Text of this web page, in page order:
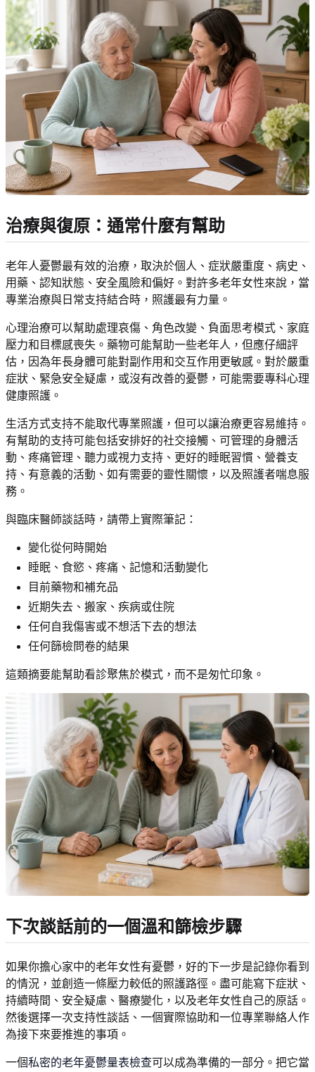
治療與復原：通常什麼有幫助
老年人憂鬱最有效的治療，取決於個人、症狀嚴重度、病史、
用藥、認知狀態、安全風險和偏好。對許多老年女性來說，當
專業治療與日常支持結合時，照護最有力量。
心理治療可以幫助處理哀傷、角色改變、負面思考模式、家庭
壓力和目標感喪失。藥物可能幫助一些老年人，但應仔細評
估，因為年長身體可能對副作用和交互作用更敏感。對於嚴重
症狀、緊急安全疑慮，或沒有改善的憂鬱，可能需要專科心理
健康照護。
生活方式支持不能取代專業照護，但可以讓治療更容易維持。
有幫助的支持可能包括安排好的社交接觸、可管理的身體活
動、疼痛管理、聽力或視力支持、更好的睡眠習慣、營養支
持、有意義的活動、如有需要的靈性關懷，以及照護者喘息服
務。
與臨床醫師談話時，請帶上實際筆記：
變化從何時開始
睡眠、食慾、疼痛、記憶和活動變化
目前藥物和補充品
近期失去、搬家、疾病或住院
任何自我傷害或不想活下去的想法
任何篩檢問卷的結果
這類摘要能幫助看診聚焦於模式，而不是匆忙印象。
下次談話前的一個溫和篩檢步驟
如果你擔心家中的老年女性有憂鬱，好的下一步是記錄你看到
的情況，並創造一條壓力較低的照護路徑。盡可能寫下症狀、
持續時間、安全疑慮、醫療變化，以及老年女性自己的原話。
然後選擇一次支持性談話、一個實際協助和一位專業聯絡人作
為接下來要推進的事項。
一個私密的老年憂鬱量表檢查可以成為準備的一部分。把它當